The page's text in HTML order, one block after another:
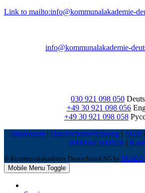
Link to mailto:info@kommunalakademie-
info@kommunalakademie-
030 921 098 050
+49 30 921 098 056
+49 30 921 098 058
Impressum | Datenschutzerklärung | AGB |
Widerruf erklären |
© Kommunalakademie Deutschland AG by
Mobile Menu Toggle